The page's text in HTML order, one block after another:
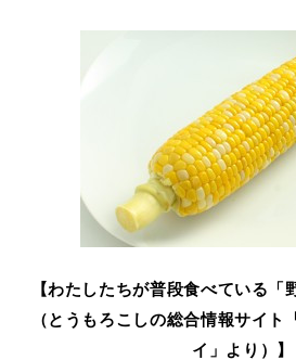
【わたしたちが普段食べている「
（とうもろこしの総合情報サイト
イ」より）】